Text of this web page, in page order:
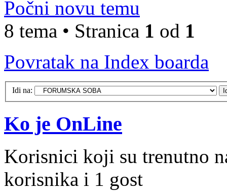
Počni novu temu
8 tema • Stranica 1 od 1
Povratak na Index boarda
Idi na:
Ko je OnLine
Korisnici koji su trenutno
korisnika i 1 gost